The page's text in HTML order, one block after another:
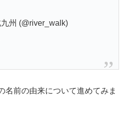
州 (@river_walk)
名前の由来について進めてみま